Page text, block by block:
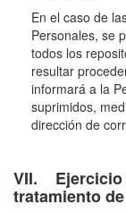
En el caso de
Personales, se
todos los
resultar
informará a la
suprimidos,
dirección de
VII. Ejercicio
tratamiento